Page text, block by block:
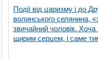
Події від царизму і до
волинського селянина,
звичайний чоловік. Хоча
щирим серцем, і саме